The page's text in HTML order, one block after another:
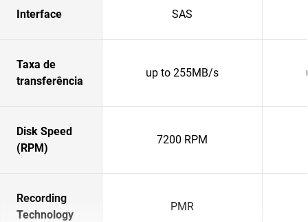
Interface SAS
Taxa de
transferência
up to 255MB/s
Disk Speed
(RPM)
7200 RPM
Recording
Technology
PMR